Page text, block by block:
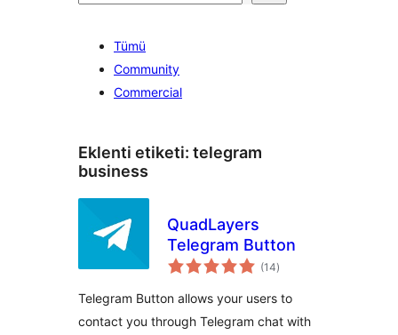
Tümü
Community
Commercial
Eklenti etiketi: telegram
business
QuadLayers
Telegram Button
(14toplam
puan
)
Telegram Button allows your users to
contact you through Telegram chat with